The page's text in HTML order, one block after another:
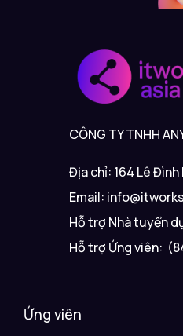
CÔNG TY TNHH
Địa chỉ: 164 Lê Đình
Email:
Hỗ trợ Nhà tuyển
Hỗ trợ Ứng viên:
Ứng viên